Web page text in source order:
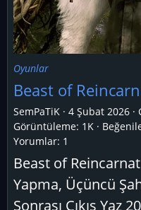
Oyunlar
Beast of
SemPaTiK 4 Şubat 2026
Görüntüleme: 1K
Yorumlar: 1
Beast of
Yapma, Üçüncü
Sonrası Çıkış Yaz